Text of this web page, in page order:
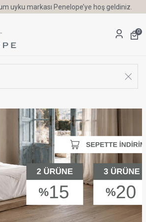
uyku markası Penelope’ye hoş geldiniz.
0